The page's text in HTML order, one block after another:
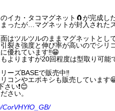
イカ・タコマグネット🧲が完成し
ったが…マグネットが封入された
はツルツルのままマグネットとし
裂き強度と伸び率が高いのでシリ
優れています‼️😁
よりますが20回程度は型取り可能
ーズBASEで販売中‼️
コンやエポキシも販売しています
い❗️😊
さい。